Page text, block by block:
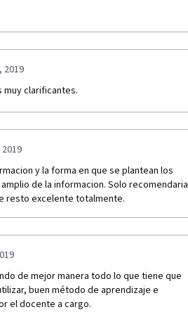
2019
muy clarificantes.
y la forma en que se plantean los
de la informacion. Solo recomendaria
resto excelente totalmente.
de mejor manera todo lo que tiene que
buen método de aprendizaje e
el docente a cargo.